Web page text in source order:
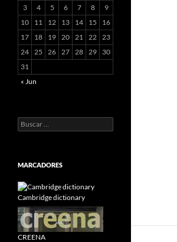
3
4 5 6 7 8
9
10
11 12 13 14 15
16
17
18 19 20 21 22 23
24 25 26 27 28 29
30
31
« Jun
Buscar:
MARCADORES
Cambridge dictionary
CREENA